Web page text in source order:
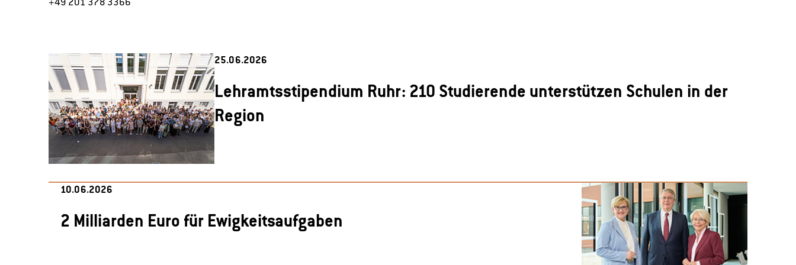
25.06.2026
Lehramtsstipendium Ruhr: 210 Studierende unterstützen Schulen in der
Region
10.06.2026
2 Milliarden Euro für Ewigkeitsaufgaben